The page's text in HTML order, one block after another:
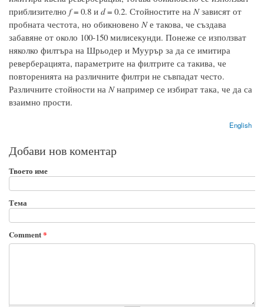
приблизително f= 0.8 и d= 0.2. Стойностите на Nзависят от
пробната честота, но обикновено Nе такова, че създава
забавяне от около 100-150 милисекунди. Понеже се използват
няколко филтъра на Шрьодер и Муурър за да се имитира
реверберацията, параметрите на филтрите са такива, че
повторенията на различните филтри не съвпадат често.
Различните стойности на Nнапример се избират така, че да са
взаимно прости.
English
Добави нов коментар
Твоето име
Тема
Comment*